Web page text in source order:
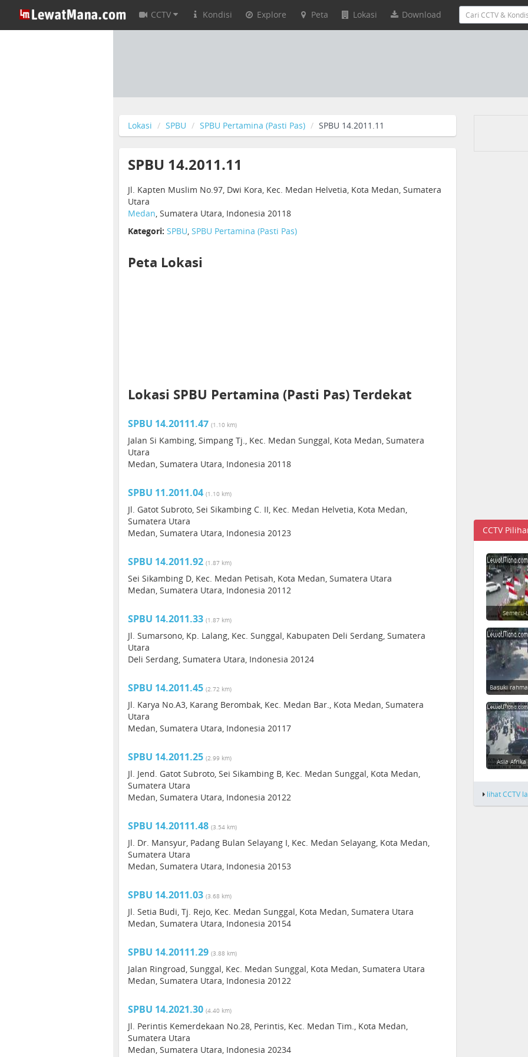
CCTV Kondisi Explore Peta Lokasi Download
Lokasi SPBU SPBU Pertamina (Pasti Pas) SPBU 14.2011.11
SPBU 14.2011.11
Jl. Kapten Muslim No.97, Dwi Kora, Kec. Medan Helvetia, Kota Medan, Sumatera
Utara
Medan, Sumatera Utara, Indonesia 20118
Kategori: SPBU, SPBU Pertamina (Pasti Pas)
Peta Lokasi
Lokasi SPBU Pertamina (Pasti Pas) Terdekat
SPBU 14.20111.47 (1.10 km)
Jalan Si Kambing, Simpang Tj., Kec. Medan Sunggal, Kota Medan, Sumatera
Utara
Medan, Sumatera Utara, Indonesia 20118
SPBU 11.2011.04 (1.10 km)
Jl. Gatot Subroto, Sei Sikambing C. II, Kec. Medan Helvetia, Kota Medan,
Sumatera Utara
Medan, Sumatera Utara, Indonesia 20123
SPBU 14.2011.92 (1.87 km)
Sei Sikambing D, Kec. Medan Petisah, Kota Medan, Sumatera Utara
Medan, Sumatera Utara, Indonesia 20112
SPBU 14.2011.33 (1.87 km)
Jl. Sumarsono, Kp. Lalang, Kec. Sunggal, Kabupaten Deli Serdang, Sumatera
Utara
Deli Serdang, Sumatera Utara, Indonesia 20124
SPBU 14.2011.45 (2.72 km)
Jl. Karya No.A3, Karang Berombak, Kec. Medan Bar., Kota Medan, Sumatera
Utara
Medan, Sumatera Utara, Indonesia 20117
SPBU 14.2011.25 (2.99 km)
Jl. Jend. Gatot Subroto, Sei Sikambing B, Kec. Medan Sunggal, Kota Medan,
Sumatera Utara
Medan, Sumatera Utara, Indonesia 20122
SPBU 14.20111.48 (3.54 km)
Jl. Dr. Mansyur, Padang Bulan Selayang I, Kec. Medan Selayang, Kota Medan,
Sumatera Utara
Medan, Sumatera Utara, Indonesia 20153
SPBU 14.2011.03 (3.68 km)
Jl. Setia Budi, Tj. Rejo, Kec. Medan Sunggal, Kota Medan, Sumatera Utara
Medan, Sumatera Utara, Indonesia 20154
SPBU 14.20111.29 (3.88 km)
Jalan Ringroad, Sunggal, Kec. Medan Sunggal, Kota Medan, Sumatera Utara
Medan, Sumatera Utara, Indonesia 20122
SPBU 14.2021.30 (4.40 km)
Jl. Perintis Kemerdekaan No.28, Perintis, Kec. Medan Tim., Kota Medan,
Sumatera Utara
Medan, Sumatera Utara, Indonesia 20234
CCTV
Basuki
Asia
lihat CCTV